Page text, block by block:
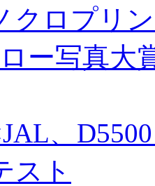
クロプリ
ー写真
、
スト